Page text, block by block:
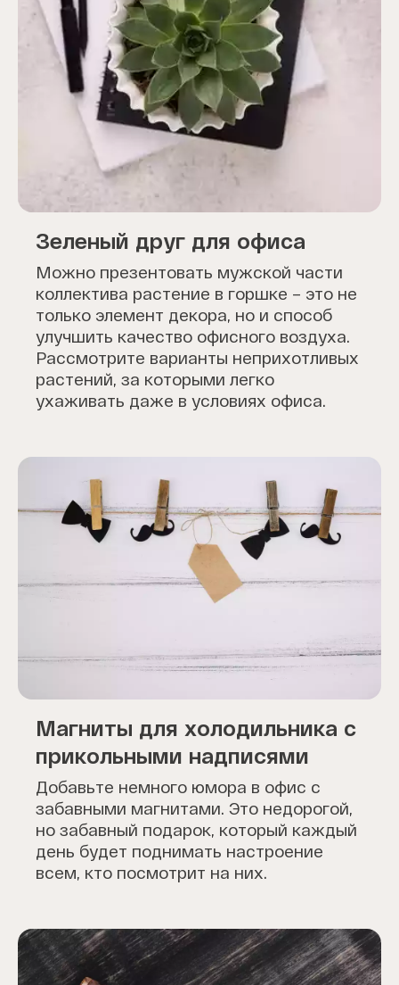
Зеленый друг для офиса
Можно презентовать мужской части
коллектива растение в горшке – это не
только элемент декора, но и способ
улучшить качество офисного воздуха.
Рассмотрите варианты неприхотливых
растений, за которыми легко
ухаживать даже в условиях офиса.
Магниты для холодильника с
прикольными надписями
Добавьте немного юмора в офис с
забавными магнитами. Это недорогой,
но забавный подарок, который каждый
день будет поднимать настроение
всем, кто посмотрит на них.